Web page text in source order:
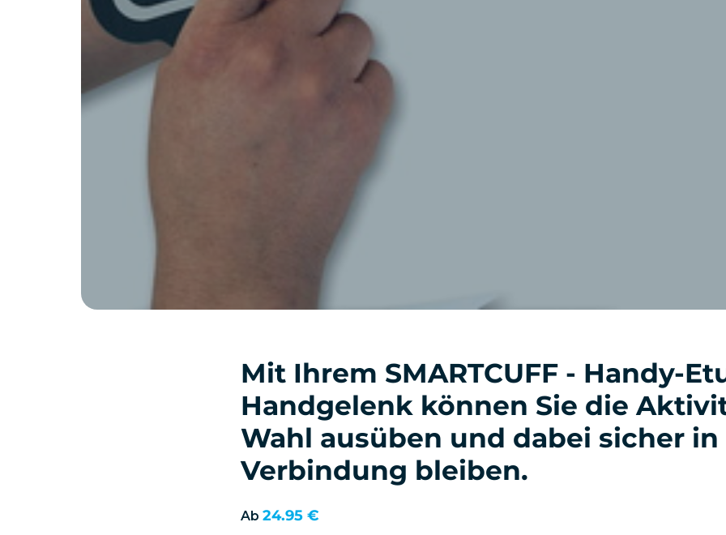
Mit Ihrem SMARTCUFF - Handy-
Handgelenk können Sie die
Wahl ausüben und dabei sicher in
Verbindung bleiben.
Ab 24.95 €